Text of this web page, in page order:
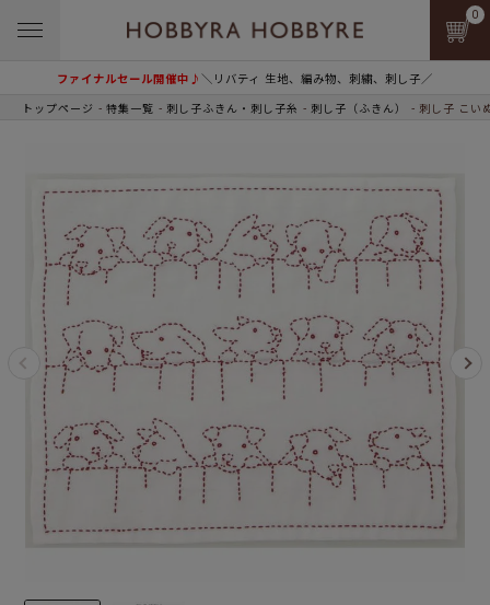
ファイナルセール開催中♪＼リバティ 生地、編み物、刺繍、刺し子／
0
トップページ 特集一覧 刺し子ふきん・刺し子糸 刺し子（ふきん） 刺し子 こい